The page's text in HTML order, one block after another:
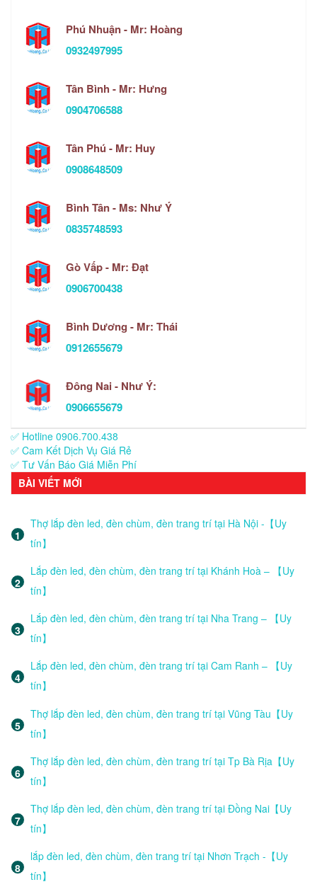
Phú Nhuận - Mr: Hoàng
0932497995
Tân Bình - Mr: Hưng
0904706588
Tân Phú - Mr: Huy
0908648509
Bình Tân - Ms: Như Ý
0835748593
Gò Vấp - Mr: Đạt
0906700438
Bình Dương - Mr: Thái
0912655679
Đông Nai - Như Ý:
0906655679
✅ Hotline 0906.700.438
✅ Cam Kết Dịch Vụ Giá Rẻ
✅ Tư Vấn Báo Giá Miễn Phí
BÀI VIẾT MỚI
Thợ lắp đèn led, đèn chùm, đèn trang trí tại Hà Nội -【Uy
tín】
Lắp đèn led, đèn chùm, đèn trang trí tại Khánh Hoà – 【Uy
tín】
Lắp đèn led, đèn chùm, đèn trang trí tại Nha Trang – 【Uy
tín】
Lắp đèn led, đèn chùm, đèn trang trí tại Cam Ranh – 【Uy
tín】
Thợ lắp đèn led, đèn chùm, đèn trang trí tại Vũng Tàu【Uy
tín】
Thợ lắp đèn led, đèn chùm, đèn trang trí tại Tp Bà Rịa【Uy
tín】
Thợ lắp đèn led, đèn chùm, đèn trang trí tại Đồng Nai【Uy
tín】
lắp đèn led, đèn chùm, đèn trang trí tại Nhơn Trạch -【Uy
tín】